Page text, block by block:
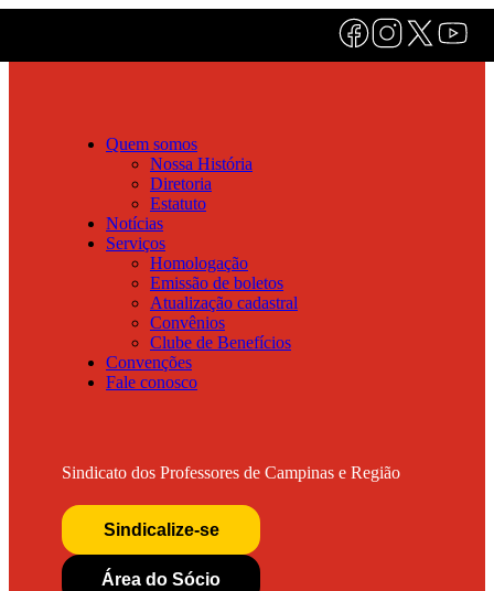
Quem somos
Nossa História
Diretoria
Estatuto
Notícias
Serviços
Homologação
Emissão de boletos
Atualização cadastral
Convênios
Clube de Benefícios
Convenções
Fale conosco
Sindicato dos Professores de Campinas e Região
Sindicalize-se
Área do Sócio